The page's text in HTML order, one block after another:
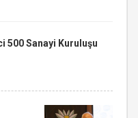
500 Sanayi Kuruluşu